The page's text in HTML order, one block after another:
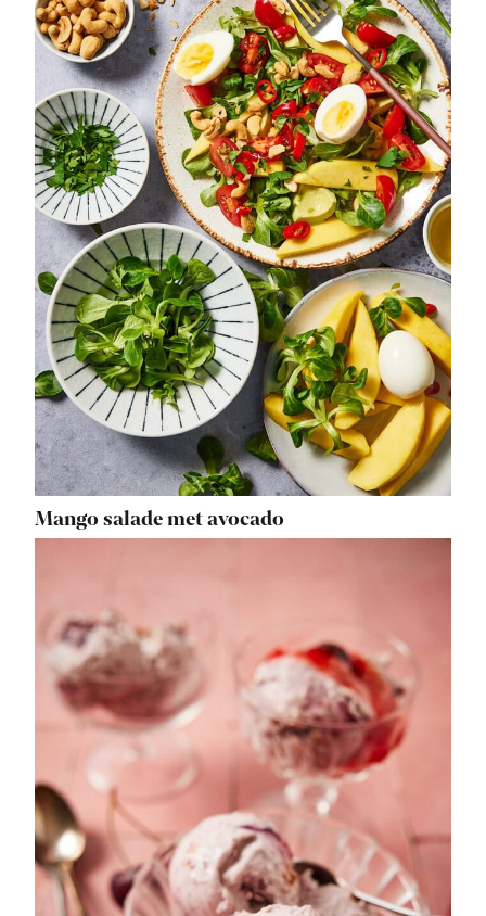
Mango salade met avocado